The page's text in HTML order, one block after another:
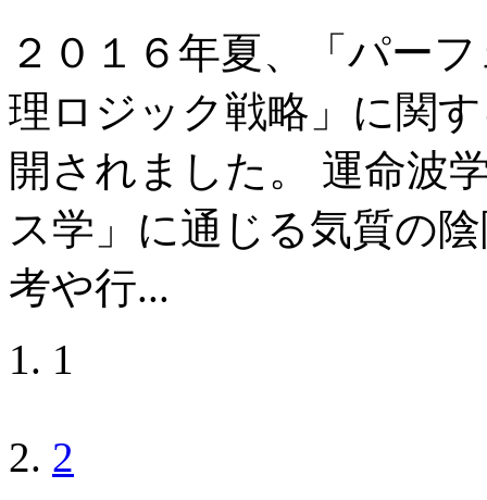
２０１６年夏、「パー
理ロジック戦略」に関
開されました。 運命波
ス学」に通じる気質の
考や行...
1
2